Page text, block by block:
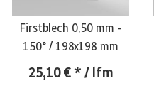
Firstblech 0,50 mm -
150° / 198x198 mm
25,10 €* / lfm